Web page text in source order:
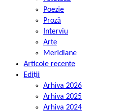
Poezie
Proză
Interviu
Arte
Meridiane
Articole recente
Ediții
Arhiva 2026
Arhiva 2025
Arhiva 2024